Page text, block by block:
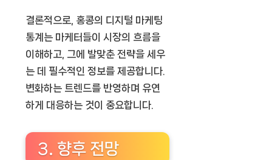
결론적으로, 홍콩의 디지털 마케팅
통계는 마케터들이 시장의 흐름을
이해하고, 그에 발맞춘 전략을 세우
는 데 필수적인 정보를 제공합니다.
변화하는 트렌드를 반영하며 유연
하게 대응하는 것이 중요합니다.
3. 향후 전망